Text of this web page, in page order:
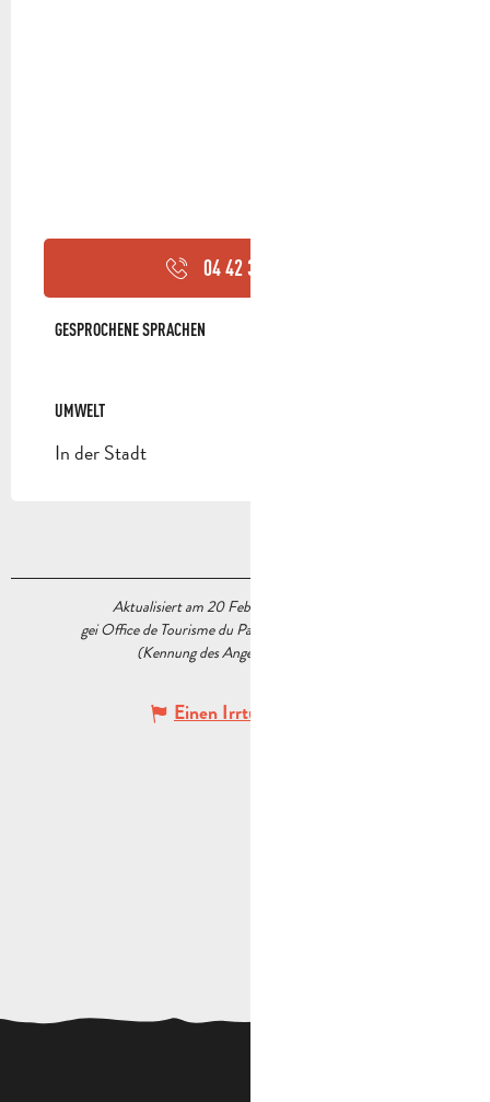
04 42 32 63
GESPROCHENE SPRACHEN
GESPROCHENE SPRACHEN
UMWELT
UMWELT
In der Stadt
Aktualisiert am 20 Februar 2026 Um 16:58
gei Office de Tourisme du Pays d’Aubagne et de l’Étoile
(Kennung des Angebots :
Einen Irrtum angeben